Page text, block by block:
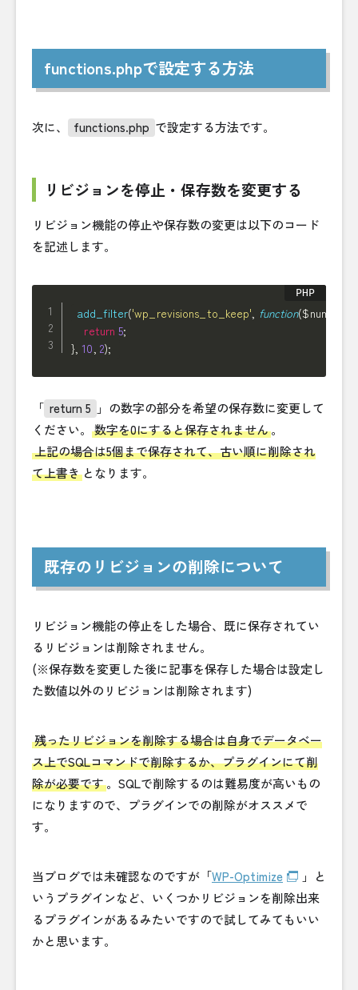
functions.phpで設定する方法
次に、 functions.php で設定する方法です。
リビジョンを停止・保存数を変更する
リビジョン機能の停止や保存数の変更は以下のコード
を記述します。
add_filter('wp_revisions_to_keep' function($num
return 5;
} 10 2);
「 return 5 」の数字の部分を希望の保存数に変更して
ください。
数字を0にすると保存されません。
上記の場合は5個まで保存されて、古い順に削除され
て上書き となります。
既存のリビジョンの削除について
リビジョン機能の停止をした場合、既に保存されてい
るリビジョンは削除されません。
(※保存数を変更した後に記事を保存した場合は設定し
た数値以外のリビジョンは削除されます)
残ったリビジョンを削除する場合は自身でデータベー
ス上でSQLコマンドで削除するか、プラグインにて削
除が必要です。SQLで削除するのは難易度が高いもの
になりますので、プラグインでの削除がオススメで
す。
当ブログでは未確認なのですが「WP-Optimize
」と
いうプラグインなど、いくつかリビジョンを削除出来
るプラグインがあるみたいですので試してみてもいい
かと思います。